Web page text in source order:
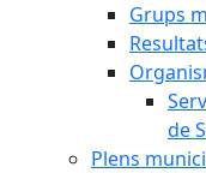
Grups
de
Plens